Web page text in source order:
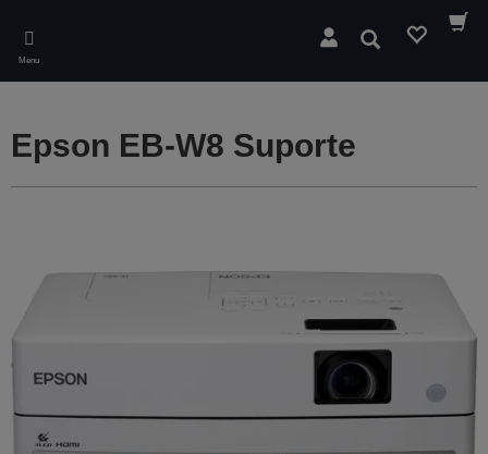
main
content
Menu
Pesquisar
Epson EB-W8 Suporte